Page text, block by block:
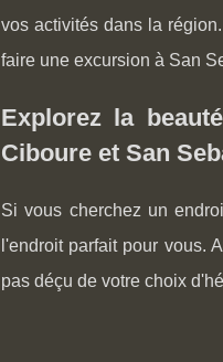
vos activités dans la
faire une excursion à San
Explorez la
Ciboure et San
Si vous cherchez un
l'endroit parfait pour vous.
pas déçu de votre choix